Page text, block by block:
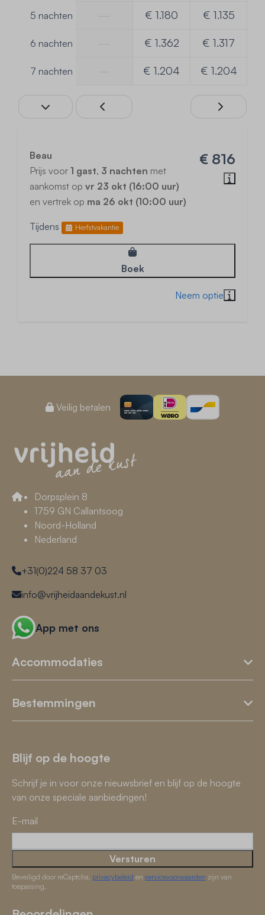
5 nachten € 1.180 € 1.135
6 nachten € 1.362 € 1.317
7 nachten € 1.204 € 1.204
€ 816
Beau
Prijs voor 1 gast, 3 nachten met
aankomst op vr 23 okt (16:00 uur)
en vertrek op ma 26 okt (10:00 uur)
Tijdens Herfstvakantie
Boek
Veilig betalen
Dorpsplein 8
1759 GN Callantsoog
Noord-Holland
Nederland
+31(0)224 58 37 03
info@vrijheidaandekust.nl
App met ons
Accommodaties
Bestemmingen
Blijf op de hoogte
Schrijf je in voor onze nieuwsbrief en blijf op de hoogte
van onze speciale aanbiedingen!
E-mail
Versturen
Beveiligd door reCaptcha, privacybeleid en servicevoorwaarden zijn van
toepassing.